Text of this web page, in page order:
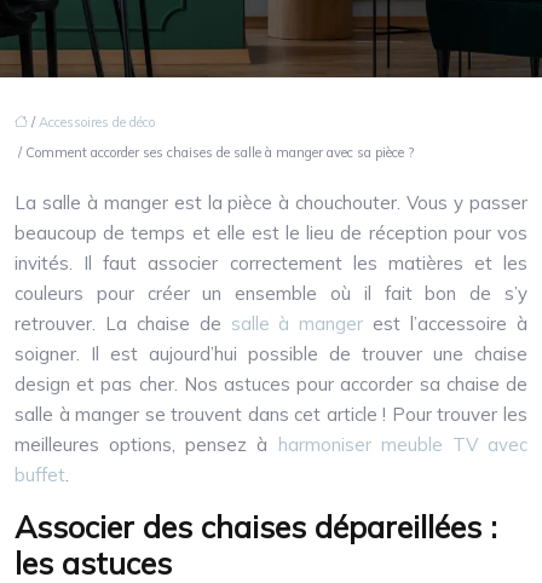
/Accessoires de déco
/ Comment accorder ses chaises de salle à manger avec sa pièce ?
La salle à manger est la pièce à chouchouter. Vous y passer
beaucoup de temps et elle est le lieu de réception pour vos
invités. Il faut associer correctement les matières et les
couleurs pour créer un ensemble où il fait bon de s’y
retrouver. La chaise de salle à manger est l’accessoire à
soigner. Il est aujourd’hui possible de trouver une chaise
design et pas cher. Nos astuces pour accorder sa chaise de
salle à manger se trouvent dans cet article ! Pour trouver les
meilleures options, pensez à harmoniser meuble TV avec
buffet.
Associer des chaises dépareillées :
les astuces